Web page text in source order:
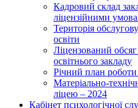
Кадровий склад
ліцензійними
Територія
освіти
Ліцензований обсяг
освітнього закладу
Річний план
Матеріально-
ліцею – 2024
Кабінет психологічної